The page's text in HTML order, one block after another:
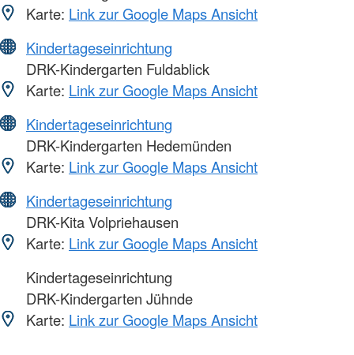
Karte: Link zur Google Maps Ansicht
Kindertageseinrichtung
DRK-Kindergarten Fuldablick
Karte: Link zur Google Maps Ansicht
Kindertageseinrichtung
DRK-Kindergarten Hedemünden
Karte: Link zur Google Maps Ansicht
Kindertageseinrichtung
DRK-Kita Volpriehausen
Karte: Link zur Google Maps Ansicht
Kindertageseinrichtung
DRK-Kindergarten Jühnde
Karte: Link zur Google Maps Ansicht